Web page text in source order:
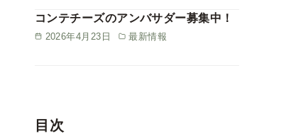
2026年4月23日 最新情報
コンテチーズのアンバサダー募集中！
目次